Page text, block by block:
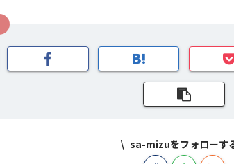
sa-mizuをフォローす